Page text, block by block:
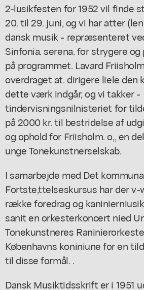
2-lusikfesten for 1952 vil finde
20. til 29. juni, og vi har atter
dansk musik - repræsenteret
Sinfonia. serena. for strygere
på programmet. Lavard
overdraget at. dirigere liele den
dette værk indgår, og vi takker -
tindervisningsnilnisteriet for
på 2000 kr. til bestridelse af
og ophold for Friisholm. o,, en
unge Tonekunstnerselskab.
I samarbejde med Det
Fortste,ttelseskursus har der v-
række foredrag og
sanit en orkesterkoncert nied
Tonekunstneres
Københavns koniniune for en
til disse formål. .
Dansk Musiktidsskrift er i 1951